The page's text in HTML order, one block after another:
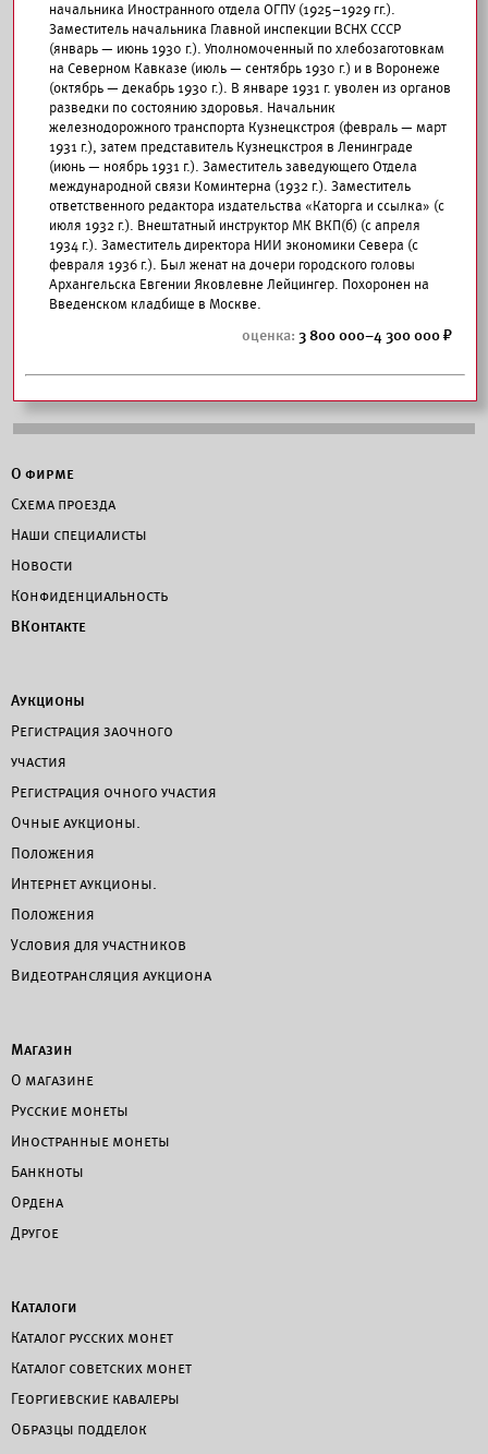
начальника Иностранного отдела ОГПУ (1925–1929 гг.).
Заместитель начальника Главной инспекции ВСНХ СССР
(январь — июнь 1930 г.). Уполномоченный по хлебозаготовкам
на Северном Кавказе (июль — сентябрь 1930 г.) и в Воронеже
(октябрь — декабрь 1930 г.). В январе 1931 г. уволен из органов
разведки по состоянию здоровья. Начальник
железнодорожного транспорта Кузнецкстроя (февраль — март
1931 г.), затем представитель Кузнецкстроя в Ленинграде
(июнь — ноябрь 1931 г.). Заместитель заведующего Отдела
международной связи Коминтерна (1932 г.). Заместитель
ответственного редактора издательства «Каторга и ссылка» (с
июля 1932 г.). Внештатный инструктор МК ВКП(б) (с апреля
1934 г.). Заместитель директора НИИ экономики Севера (с
февраля 1936 г.). Был женат на дочери городского головы
Архангельска Евгении Яковлевне Лейцингер. Похоронен на
Введенском кладбище в Москве.
3 800 000–4 300 000
О фирме
Схема проезда
Наши специалисты
Новости
Конфиденциальность
ВКонтакте
Аукционы
Регистрация заочного
участия
Регистрация очного участия
Очные аукционы.
Положения
Интернет аукционы.
Положения
Условия для участников
Видеотрансляция аукциона
Магазин
О магазине
Русские монеты
Иностранные монеты
Банкноты
Ордена
Другое
Каталоги
Каталог русских монет
Каталог советских монет
Георгиевские кавалеры
Образцы подделок